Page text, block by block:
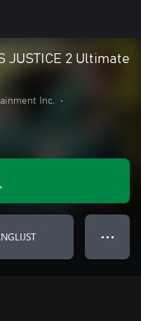
JUSTICE 2 Ultimate
Inc.
•
● ● ●